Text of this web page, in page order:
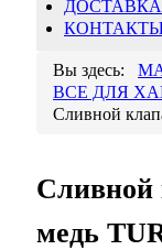
Вы здесь:
ВСЕ ДЛЯ
Сливной
Сливной
медь